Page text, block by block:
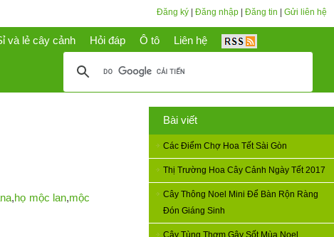
Đăng ký Đăng nhập Đăng tin Gửi liên hệ
và lẻ cây cảnh Hỏi đáp Ô tô Liên hệ
Bài viết
Các Điểm Chợ Hoa Tết Sài Gòn
Thị Trường Hoa Cây Cảnh Ngày Tết 2017
Cây Thông Noel Mini Để Bàn Rộn Ràng
Đón Giáng Sinh
Cây Tùng Thơm Gây Sốt Mùa Noel
,họ mộc lan,mộc